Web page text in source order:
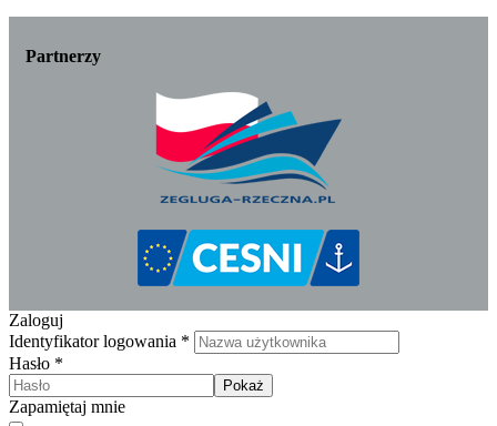
Partnerzy
Zaloguj
Identyfikator logowania *
Hasło *
Pokaż
Zapamiętaj mnie